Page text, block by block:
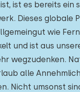
ist es bereits ein
Dieses globale
wie
und ist aus
wegzudenken.
alle
Nicht umsonst